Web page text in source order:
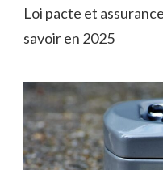
Loi pacte et
savoir en 2025